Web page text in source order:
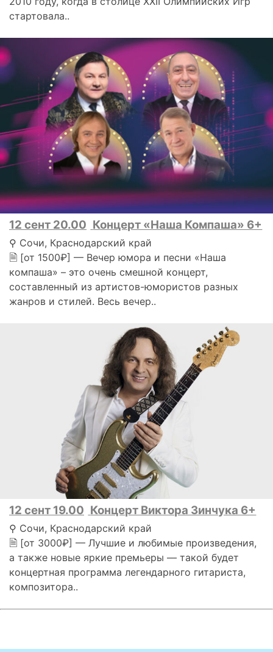
стартовала..
12 сент 20.00 Концерт «Наша Компаша» 6+
⚲ Сочи, Краснодарский край
🗎 [от 1500₽] — Вечер юмора и песни «Наша
компаша» – это очень смешной концерт,
составленный из артистов-юмористов разных
жанров и стилей. Весь вечер..
12 сент 19.00 Концерт Виктора Зинчука 6+
⚲ Сочи, Краснодарский край
🗎 [от 3000₽] — Лучшие и любимые произведения,
а также новые яркие премьеры — такой будет
концертная программа легендарного гитариста,
композитора..